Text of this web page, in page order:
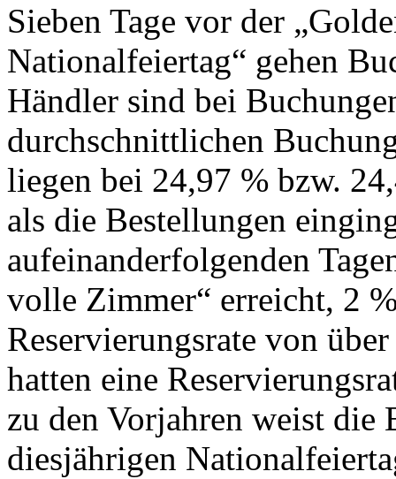
Sieben Tage vor der
Nationalfeiertag“ gehen
Händler sind bei
durchschnittlichen
liegen bei 24,97 % bzw.
als die Bestellungen
aufeinanderfolgenden
volle Zimmer“ erreicht, 2
Reservierungsrate von
hatten eine
zu den Vorjahren weist die
diesjährigen